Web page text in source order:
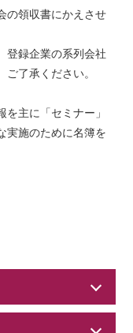
の領収書にかえさせ
登録企業の系列会社
了承ください。
主に「セミナー」
実施のために名簿を